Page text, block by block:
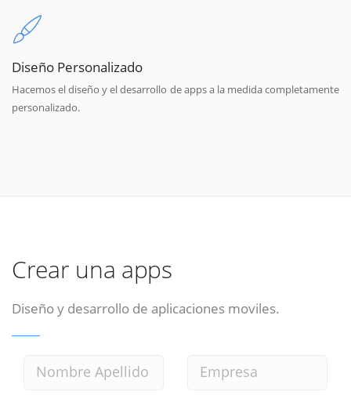
Diseño Personalizado
Hacemos el diseño y el desarrollo de apps a la medida completamente
personalizado.
Crear una apps
Diseño y desarrollo de aplicaciones moviles.